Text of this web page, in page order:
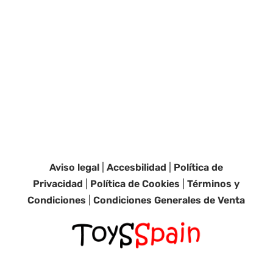
Aviso legal |Accesbilidad
Política de
Privacidad
Política de Cookies |Términos y
Condiciones |Condiciones Generales de Venta